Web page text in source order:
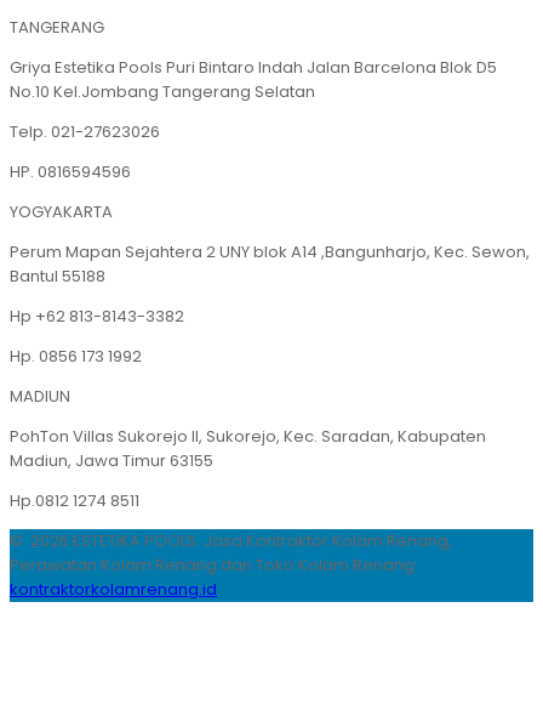
TANGERANG
Griya Estetika Pools Puri Bintaro Indah Jalan Barcelona Blok D5
No.10 Kel.Jombang Tangerang Selatan
Telp. 021-27623026
HP. 0816594596
YOGYAKARTA
Perum Mapan Sejahtera 2 UNY blok A14 ,Bangunharjo, Kec. Sewon,
Bantul 55188
Hp +62 813-8143-3382
Hp. 0856 173 1992
MADIUN
PohTon Villas Sukorejo II, Sukorejo, Kec. Saradan, Kabupaten
Madiun, Jawa Timur 63155
Hp.0812 1274 8511
© 2026 ESTETIKA POOLS. Jasa Kontraktor Kolam Renang,
Perawatan Kolam Renang dan Toko Kolam Renang
kontraktorkolamrenang.id.